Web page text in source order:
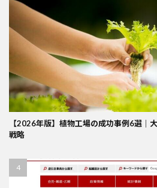
【2026年版】植物工場の成功事例6選｜
戦略